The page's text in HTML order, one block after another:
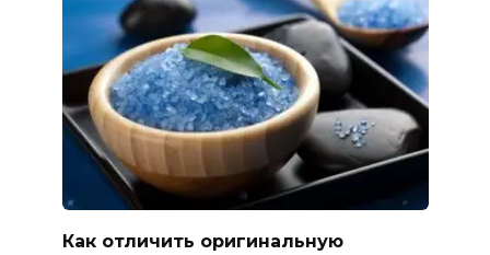
Как отличить оригинальную